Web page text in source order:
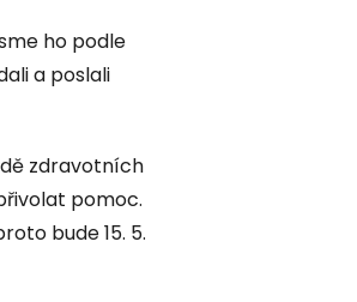
ho podle
a poslali
zdravotních
pomoc.
bude 15. 5.